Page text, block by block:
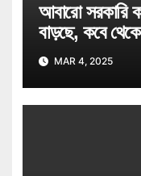
আবারো সরকারি
বাড়ছে, কবে
Govt Job
MAR 4, 2025